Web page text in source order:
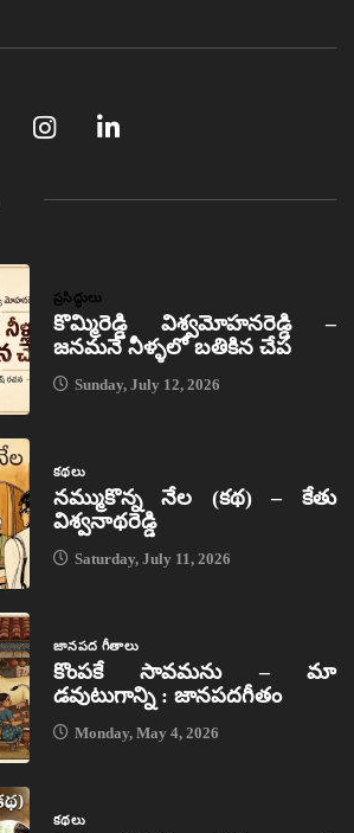
ప్రసిద్ధులు
కొమ్మిరెడ్డి విశ్వమోహనరెడ్డి –
జనమనే నీళ్ళలో బతికిన చేప
Sunday, July 12, 2026
కథలు
నమ్ముకొన్న నేల (కథ) – కేతు
విశ్వనాథరెడ్డి
Saturday, July 11, 2026
జానపద గీతాలు
కొంపకే సావమను – మా
డవుటుగాన్ని : జానపదగీతం
Monday, May 4, 2026
కథలు